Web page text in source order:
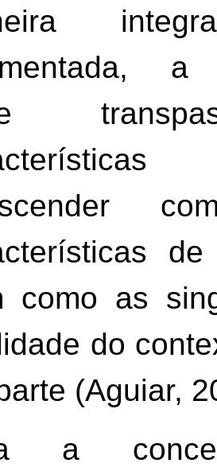
a
como as
do
(Aguiar,
a